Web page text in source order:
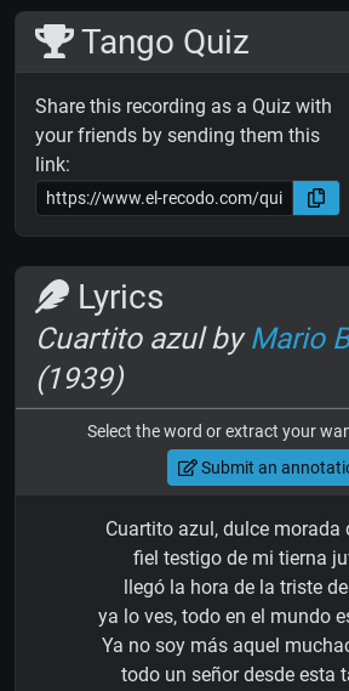
Tango Quiz
Share this recording as a Quiz with
your friends by sending them this
link:
Lyrics
Cuartito azul byMario
(1939)
Select the word or extract your
Submit an
Cuartito azul, dulce morada
fiel testigo de mi tierna
llegó la hora de la triste
ya lo ves, todo en el mundo
Ya no soy más aquel
todo un señor desde esta